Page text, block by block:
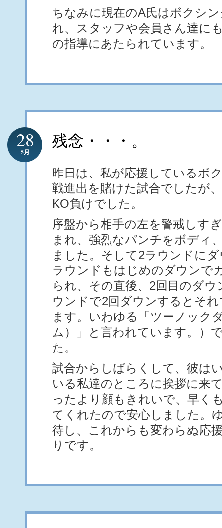
ちなみに現在のA氏はボクシ
れ、スタッフや会員さん達に
の指導にあたられています。
残念・・・。
28
5月
昨日は、私が応援しているボ
戦進出を賭けた試合でしたが
KO負けでした。
序盤から相手の左を警戒しす
まれ、強烈なパンチをボディ
ました。そして2ラウンドに
ラウンドもはじめのダウンで
られ、その直後、2回目のダウ
ウンドで2回ダウンするとそ
ます。いわゆる「ツーノック
ム）」と言われています。）
た。
試合からしばらくして、彼は
いる私達のところに挨拶に来
ったより顔もきれいで、早く
てくれたので安心しました。
待し、これからも変わらぬ応
りです。